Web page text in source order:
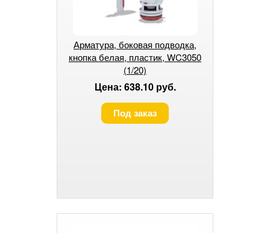
Арматура, боковая подводка,
кнопка белая, пластик, WC3050
(1/20)
Цена: 638.10 руб.
Под заказ